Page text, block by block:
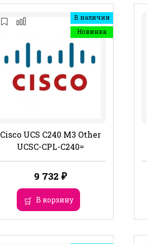
В наличии
Новинка
Cisco UCS C240 M3 Other
UCSC-CPL-C240=
9 732 ₽
В корзину